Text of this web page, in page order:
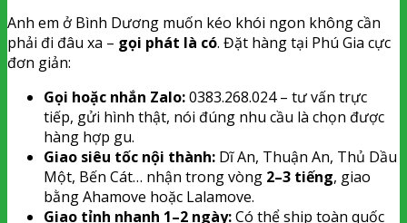
Anh em ở Bình Dương muốn kéo khói ngon không cần
phải đi đâu xa – gọi phát là có. Đặt hàng tại Phú Gia cực
đơn giản:
Gọi hoặc nhắn Zalo:0383.268.024 – tư vấn trực
tiếp, gửi hình thật, nói đúng nhu cầu là chọn được
hàng hợp gu.
Giao siêu tốc nội thành: Dĩ An, Thuận An, Thủ Dầu
Một, Bến Cát… nhận trong vòng 2–3 tiếng, giao
bằng Ahamove hoặc Lalamove.
Giao tỉnh nhanh 1–2 ngày:Có thể ship toàn quốc